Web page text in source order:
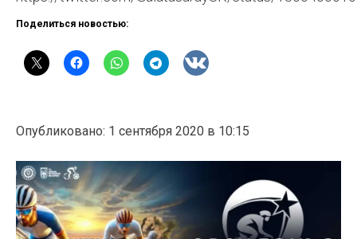
Поделиться новостью:
Опубликовано: 1 сентября 2020 в 10:15